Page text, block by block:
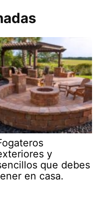
y
que debes
en casa.